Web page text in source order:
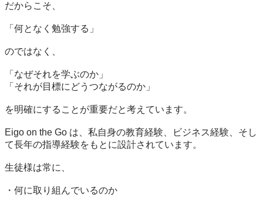
だからこそ、
「何となく勉強する」
のではなく、
「なぜそれを学ぶのか」
「それが目標にどうつながるのか」
を明確にすることが重要だと考えています。
Eigo on the Go は、私自身の教育経験、ビジネス経験、そし
て長年の指導経験をもとに設計されています。
生徒様は常に、
・何に取り組んでいるのか